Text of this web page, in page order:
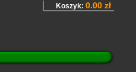
Koszyk:0.00 zł